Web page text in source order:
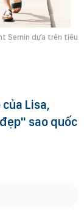
Sernin dựa trên tiêu
Lisa,
sao quốc